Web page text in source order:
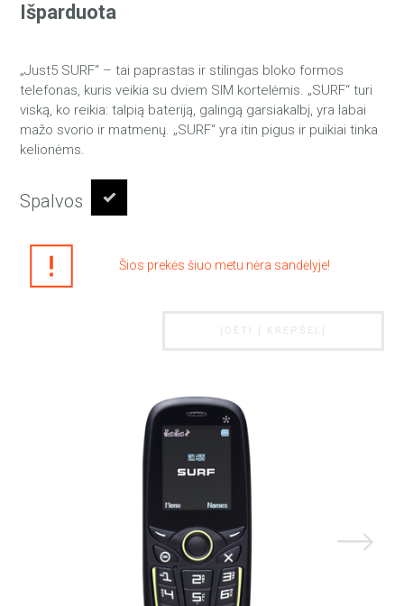
Išparduota
„Just5 SURF“ – tai paprastas ir stilingas bloko formos
telefonas, kuris veikia su dviem SIM kortelėmis. „SURF“ turi
viską, ko reikia: talpią bateriją, galingą garsiakalbį, yra labai
mažo svorio ir matmenų. „SURF“ yra itin pigus ir puikiai tinka
kelionėms.
Spalvos
Šios prekės šiuo metu nėra sandėlyje!